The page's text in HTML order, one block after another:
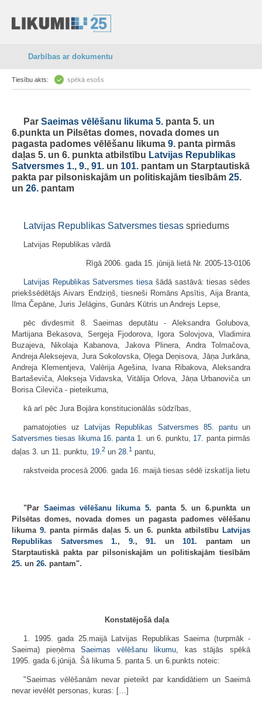
Darbības ar dokumentu
Tiesību akts: spēkā esošs
Par Saeimas vēlēšanu likuma 5. panta 5. un
6.punkta un Pilsētas domes, novada domes un
pagasta padomes vēlēšanu likuma 9. panta pirmās
daļas 5. un 6. punkta atbilstību Latvijas Republikas
Satversmes 1., 9., 91. un 101. pantam un Starptautiskā
pakta par pilsoniskajām un politiskajām tiesībām 25.
un 26. pantam
Latvijas Republikas Satversmes tiesas spriedums
Latvijas Republikas vārdā
Rīgā 2006. gada 15. jūnijā lietā Nr. 2005-13-0106
Latvijas Republikas Satversmes tiesašādā sastāvā: tiesas sēdes
priekšsēdētājs Aivars Endziņš, tiesneši Romāns Apsītis, Aija Branta,
Ilma Čepāne, Juris Jelāgins, Gunārs Kūtris un Andrejs Lepse,
pēc divdesmit 8. Saeimas deputātu - Aleksandra Golubova,
Martijana Bekasova, Sergeja Fjodorova, Igora Solovjova, Vladimira
Buzajeva, Nikolaja Kabanova, Jakova Plinera, Andra Tolmačova,
Andreja Aleksejeva, Jura Sokolovska, Oļega Deņisova, Jāņa Jurkāna,
Andreja Klementjeva, Valērija Agešina, Ivana Ribakova, Aleksandra
Bartaševiča, Alekseja Vidavska, Vitālija Orlova, Jāņa Urbanoviča un
Borisa Cileviča - pieteikuma,
kā arī pēc Jura Bojāra konstitucionālās sūdzības,
pamatojoties uz Latvijas Republikas Satversmes 85. pantuun
Satversmes tiesas likuma 16. panta1. un 6. punktu, 17. panta pirmās
daļas 3. un 11. punktu, 19.2 un 28.1 pantu,
rakstveida procesā 2006. gada 16. maijā tiesas sēdē izskatīja lietu
"Par Saeimas vēlēšanu likuma 5. panta 5. un 6.punkta un
Pilsētas domes, novada domes un pagasta padomes vēlēšanu
likuma 9. panta pirmās daļas 5. un 6. punkta atbilstību Latvijas
Republikas Satversmes
1., 9., 91. un 101. pantam un
Starptautiskā pakta par pilsoniskajām un politiskajām tiesībām
25. un 26. pantam".
Konstatējošā daļa
1. 1995. gada 25.maijā Latvijas Republikas Saeima (turpmāk -
Saeima) pieņēmaSaeimas vēlēšanu likumu, kas stājās spēkā
1995. gada 6.jūnijā. Šā likuma 5. panta 5. un 6.punkts noteic:
"Saeimas vēlēšanām nevar pieteikt par kandidātiem un Saeimā
nevar ievēlēt personas, kuras: […]